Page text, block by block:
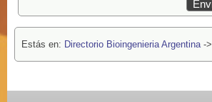
Estás en: Directorio Bioingenieria Argentina->